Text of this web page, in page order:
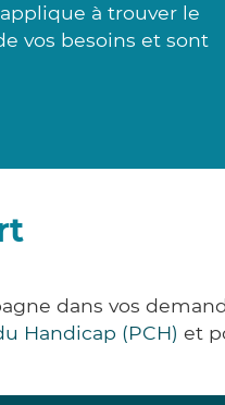
à trouver le
vos besoins et sont
dans vos
Handicap (PCH) et